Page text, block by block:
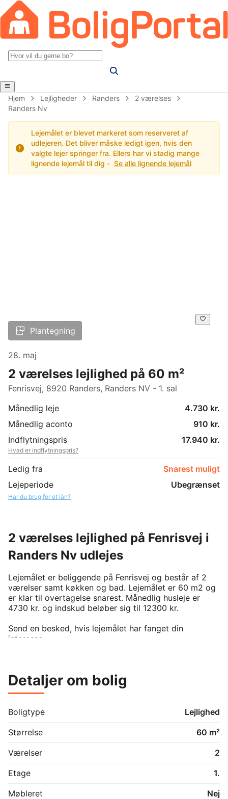
Hjem Lejligheder Randers
2 værelses
Randers Nv
Lejemålet er blevet markeret som reserveret af
udlejeren. Det bliver måske ledigt igen, hvis den
valgte lejer springer fra. Ellers har vi stadig mange
lignende lejemål til dig - Se alle lignende lejemål
Plantegning
28. maj
2 værelses lejlighed på 60 m²
Fenrisvej, 8920 Randers, Randers NV - 1. sal
Månedlig leje
4.730 kr.
Månedlig aconto
910 kr.
Indflytningspris
17.940 kr.
Hvad er indflytningspris?
Ledig fra
Snarest muligt
Lejeperiode
Ubegrænset
Har du brug for et lån?
2 værelses lejlighed på Fenrisvej i
Randers Nv udlejes
Lejemålet er beliggende på Fenrisvej og består af 2
værelser samt køkken og bad. Lejemålet er 60 m2 og
er klar til overtagelse snarest. Månedlig husleje er
4730 kr. og indskud beløber sig til 12300 kr.
Send en besked, hvis lejemålet har fanget din
interesse.
på annonceringstidspunktet. Venligst kontakt udlejer
hvis du er interesseret i lejemålet.
Detaljer om bolig
Boligtype
Lejlighed
Størrelse
60 m²
Værelser
2
Etage
1.
Møbleret
Nej